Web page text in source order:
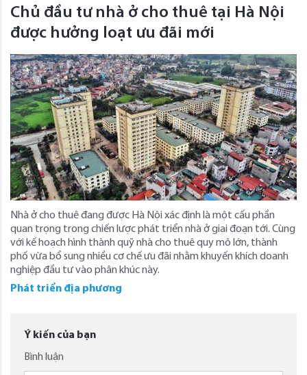
Chủ đầu tư nhà ở cho thuê tại Hà Nội
được hưởng loạt ưu đãi mới
Nhà ở cho thuê đang được Hà Nội xác định là một cấu phần
quan trọng trong chiến lược phát triển nhà ở giai đoạn tới. Cùng
với kế hoạch hình thành quỹ nhà cho thuê quy mô lớn, thành
phố vừa bổ sung nhiều cơ chế ưu đãi nhằm khuyến khích doanh
nghiệp đầu tư vào phân khúc này.
Phát triển địa phương
Ý kiến của bạn
Bình luận